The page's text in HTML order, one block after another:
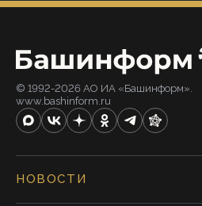
© 1992-2026 АО ИА «Башинформ».
www.bashinform.ru
НОВОСТИ